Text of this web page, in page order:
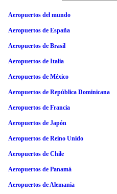
Aeropuertos del mundo
Aeropuertos de España
Aeropuertos de Brasil
Aeropuertos de Italia
Aeropuertos de México
Aeropuertos de República Dominicana
Aeropuertos de Francia
Aeropuertos de Japón
Aeropuertos de Reino Unido
Aeropuertos de Chile
Aeropuertos de Panamá
Aeropuertos de Alemania